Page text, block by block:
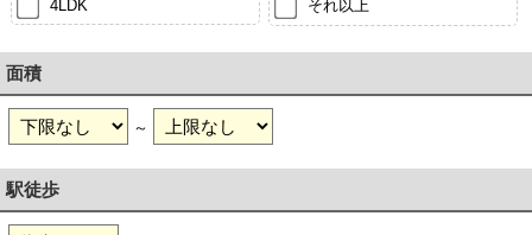
4LDK それ以上
面積
～
駅徒歩